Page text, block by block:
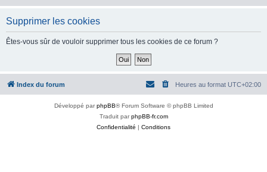
Supprimer les cookies
Êtes-vous sûr de vouloir supprimer tous les cookies de ce forum ?
Index du forum Heures au format UTC+02:00
Développé parphpBB® Forum Software © phpBB Limited
Traduit parphpBB-fr.com
Confidentialité | Conditions